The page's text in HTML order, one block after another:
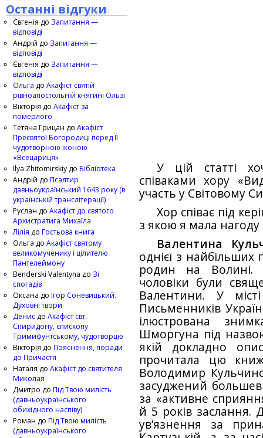
У цій статті
співаками хору
участь у Світовому
Хор співає під
з якою я мала
Валентина
однієї з найбільших
родин на Волині.
чоловіки були
Валентини. У
Письменників
ілюстрована
Шморгуна під
якій докладно
прочитала цю
Володимир
засуджений
за «активне
й 5 років заслання.
ув’язнення за
Останні відгуки
Євгенія до Запитання —
відповіді
Андрій до Запитання —
відповіді
Євгенія до Запитання —
відповіді
Ольга до Акафіст святій
рівноапостольній княгині Ользі
Вікторія до Акафіст за
померлого
Тетяна Грицан до Акафіст
Пресвятої Богородиці перед Її
чудотворною іконою
«Всецариця»
Ilya Zhitomirskiy до Бібліотека
Андрій до Псалтир
давньоукраїнський 1643 року (в
українській транслітерації)
Руслан до Акафіст до святого
Архистратига Михаїла
Лілія до Гостьова книга
Ольга до Акафіст святому
великомученику і цілителю
Пантелеймону
Benderski Valentyna до Зі
спогадів
Оксана до Ігор Соневицький.
Духовні твори
Денис до Акафіст свт.
Спиридону, єпископу
Тримифунтському, чудотворцю
Вікторія до Пояснення, поради
до Причастя
Наталя до Акафіст до святителя
Миколая
Дмитро до Під Твою милість
(давньоукраїнського
обихідного наспіву)
Роман до Під Твою милість
(давньоукраїнського